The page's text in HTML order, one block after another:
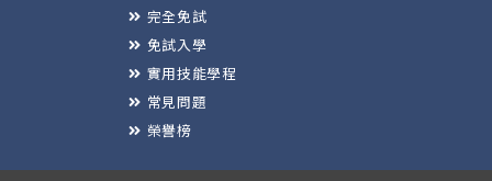
完全免試
免試入學
實用技能學程
常見問題
榮譽榜